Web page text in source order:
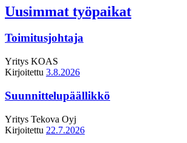
Uusimmat työpaikat
Toimitusjohtaja
Yritys KOAS
Kirjoitettu 3.8.2026
Suunnittelupäällikkö
Yritys Tekova Oyj
Kirjoitettu 22.7.2026